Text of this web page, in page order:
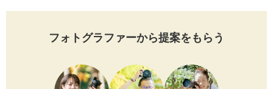
フォトグラファーから提案をもらう